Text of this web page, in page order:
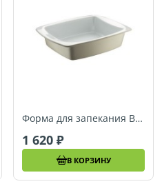
Форма для запекания Berndes SPECIALS, 28 x 21,5 см (054062)
1 620
В КОРЗИНУ